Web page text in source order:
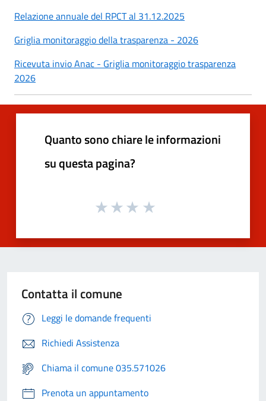
Relazione annuale del RPCT al 31.12.2025
Griglia monitoraggio della trasparenza - 2026
Ricevuta invio Anac - Griglia monitoraggio trasparenza
2026
Quanto sono chiare le informazioni
su questa pagina?
Contatta il comune
Leggi le domande frequenti
Richiedi Assistenza
Chiama il comune 035.571026
Prenota un appuntamento